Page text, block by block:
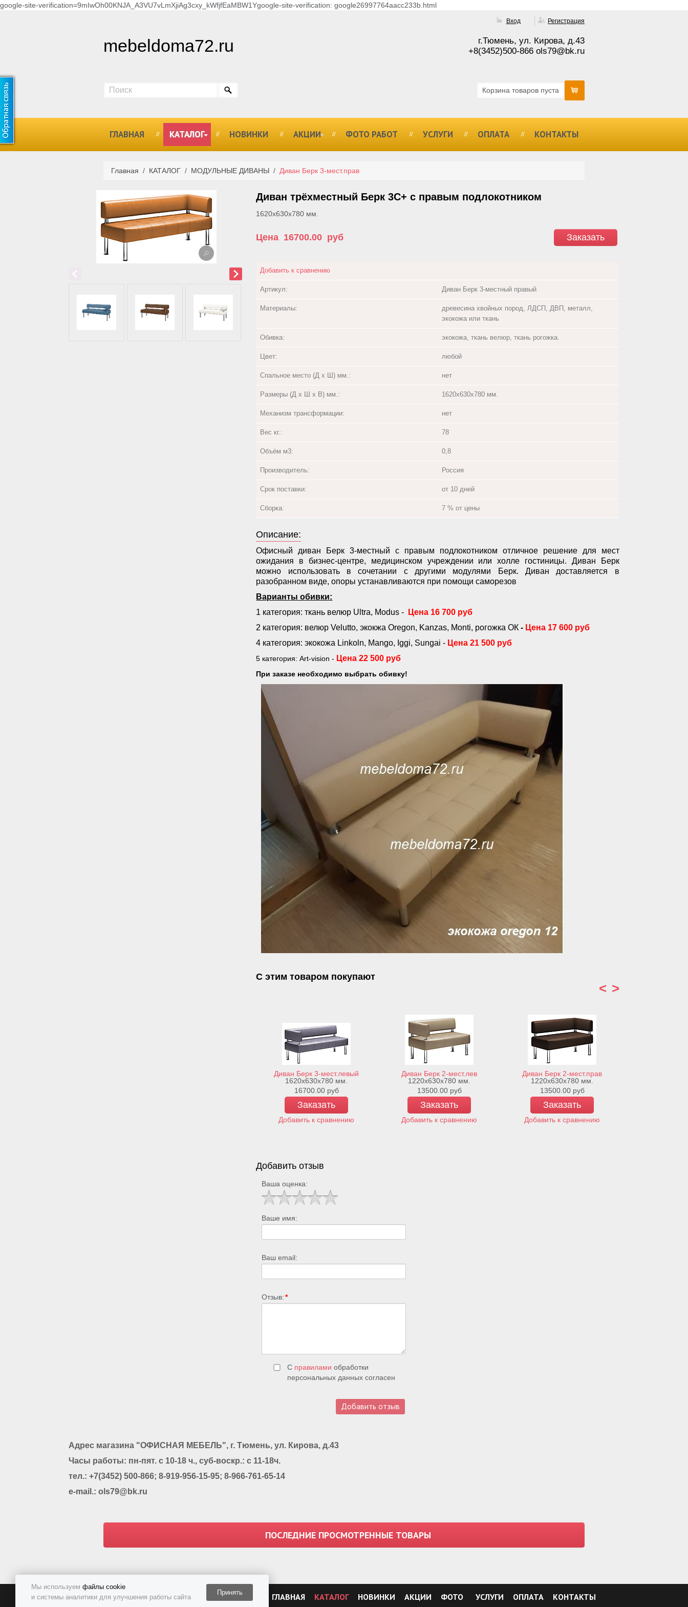
google-site-verification=9mIwOh00KNJA_A3VU7vLmXjiAg3cxy_kWfjfEaMBW1Ygoogle-site-verification: google26997764aacc233b.html
Мы используем файлы cookie
и системы аналитики для улучшения работы сайта
Принять
mebeldoma72.ru
г.Тюмень, ул. Кирова, д.43
+8(3452)500-866 ols79@bk.ru
Вход Регистрация
Корзина товаров пуста
ГЛАВНАЯ КАТАЛОГ НОВИНКИ АКЦИИ ФОТО РАБОТ УСЛУГИ ОПЛАТА КОНТАКТЫ
Главная / КАТАЛОГ / МОДУЛЬНЫЕ ДИВАНЫ / Диван Берк 3-мест.прав
Диван трёхместный Берк 3С+ с правым подлокотником
1620х630х780 мм.
Заказать
Цена 16700.00 руб
Добавить к сравнению
Артикул: Диван Берк 3-местный правый
Материалы:
древесина хвойных пород, ЛДСП, ДВП, металл,
экокожа или ткань
Обивка: экокожа, ткань велюр, ткань рогожка.
Цвет: любой
Спальное место (Д х Ш) мм.: нет
Размеры (Д х Ш х В) мм.: 1620х630х780 мм.
Механизм трансформации: нет
Вес кг.: 78
Объём м3: 0,8
Производитель: Россия
Срок поставки: от 10 дней
Сборка: 7 % от цены
Описание:
Офисный диван Берк 3-местный с правым подлокотником отличное решение для мест
ожидания в бизнес-центре, медицинском учреждении или холле гостиницы. Диван Берк
можно использовать в сочетании с другими модулями Берк. Диван доставляется в
разобранном виде, опоры устанавливаются при помощи саморезов
Варианты обивки:
1 категория: ткань велюр Ultra, Modus -
Цена 16 700 руб
2 категория: велюр Velutto, экокжа Oregon, Kanzas, Monti, рогожка ОК - Цена 17 600 руб
4 категория: экокожа Linkoln, Mango, Iggi, Sungai - Цена 21 500 руб
5 категория: Art-vision - Цена 22 500 руб
При заказе необходимо выбрать обивку!
С этим товаром покупают
< >
Диван Берк 3-мест.левый
1620х630х780 мм.
16700.00 руб
Заказать
Добавить к сравнению
Диван Берк 2-мест.лев
1220х630х780 мм.
13500.00 руб
Заказать
Добавить к сравнению
Диван Берк 2-мест.прав
1220х630х780 мм.
13500.00 руб
Заказать
Добавить к сравнению
Добавить отзыв
Ваша оценка:
Ваше имя:
Ваш email:
Отзыв:*
С правилами обработки
персональных данных согласен
Адрес магазина "ОФИСНАЯ МЕБЕЛЬ", г. Тюмень, ул. Кирова, д.43
Часы работы: пн-пят. с 10-18 ч., суб-воскр.: с 11-18ч.
тел.: +7(3452) 500-866; 8-919-956-15-95; 8-966-761-65-14
e-mail.: ols79@bk.ru
ПОСЛЕДНИЕ ПРОСМОТРЕННЫЕ ТОВАРЫ
Политика конфиденциальности
ГЛАВНАЯ КАТАЛОГ НОВИНКИ АКЦИИ ФОТО УСЛУГИ ОПЛАТА КОНТАКТЫ